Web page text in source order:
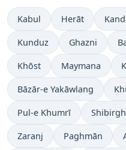
Kabul Herāt
Kunduz Ghazni
Khōst Maymana
Bāzār-e Yakāwlang
Pul-e Khumrī
Zaranj Paghmān